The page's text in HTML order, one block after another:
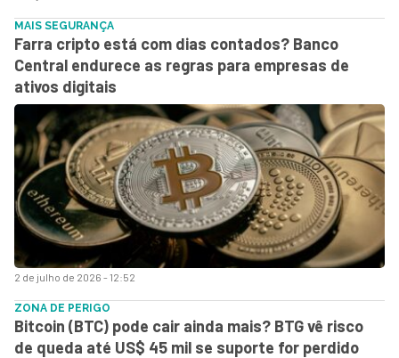
2 de julho de 2026 - 12:52
MAIS SEGURANÇA
Farra cripto está com dias contados? Banco
Central endurece as regras para empresas de
ativos digitais
ZONA DE PERIGO
Bitcoin (BTC) pode cair ainda mais? BTG vê risco
de queda até US$ 45 mil se suporte for perdido